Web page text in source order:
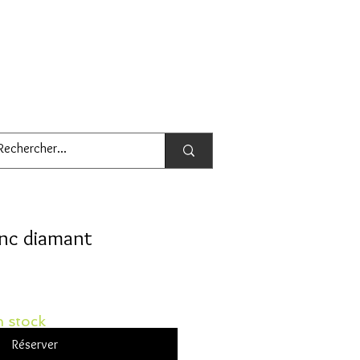
diamant
Réserver
stock